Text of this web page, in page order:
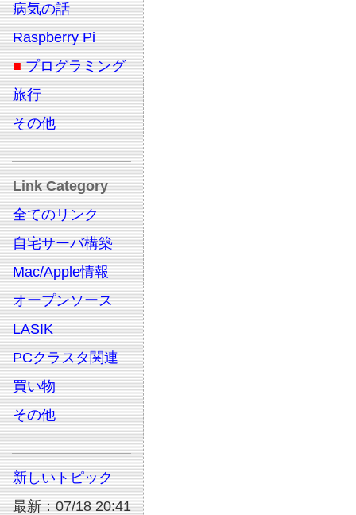
病気の話
Raspberry Pi
■ プログラミング
旅行
その他
Link Category
全てのリンク
自宅サーバ構築
Mac/Apple情報
オープンソース
LASIK
PCクラスタ関連
買い物
その他
新しいトピック
最新：07/18 20:41